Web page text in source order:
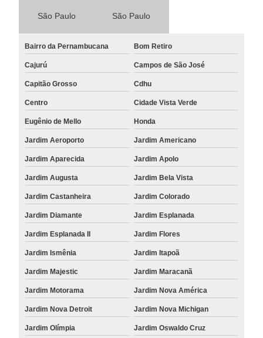
São Paulo São Paulo
Bairro da Pernambucana Bom Retiro
Cajurú Campos de São José
Capitão Grosso Cdhu
Centro Cidade Vista Verde
Eugênio de Mello Honda
Jardim Aeroporto Jardim Americano
Jardim Aparecida Jardim Apolo
Jardim Augusta Jardim Bela Vista
Jardim Castanheira Jardim Colorado
Jardim Diamante Jardim Esplanada
Jardim Esplanada II Jardim Flores
Jardim Ismênia Jardim Itapoã
Jardim Majestic Jardim Maracanã
Jardim Motorama Jardim Nova América
Jardim Nova Detroit Jardim Nova Michigan
Jardim Olímpia Jardim Oswaldo Cruz